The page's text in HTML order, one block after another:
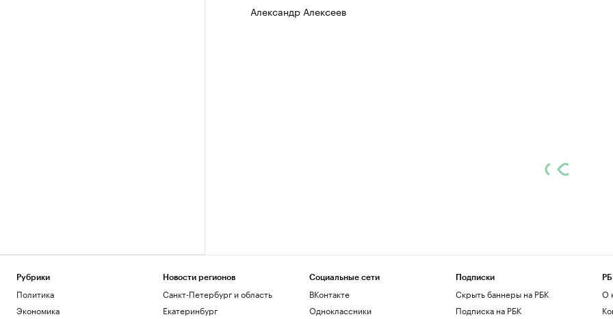
Александр Алексеев
Рубрики
Политика
Экономика
Новости регионов
Санкт-Петербург и область
Екатеринбург
Социальные сети
ВКонтакте
Одноклассники
Подписки
Скрыть баннеры на РБК
Подписка на РБК
О